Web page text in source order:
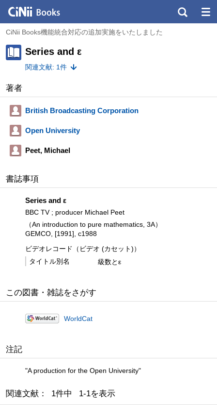
CiNii Books機能統合対応の追加実施をいたしました
Series and ε
関連文献: 1件
著者
British Broadcasting Corporation
Open University
Peet, Michael
書誌事項
Series and ε
BBC TV ; producer Michael Peet
（An introduction to pure mathematics, 3A）
GEMCO, [1991], c1988
ビデオレコード（ビデオ (カセット)）
タイトル別名
級数とε
この図書・雑誌をさがす
WorldCat
注記
"A production for the Open University"
関連文献： 1件中 1-1を表示